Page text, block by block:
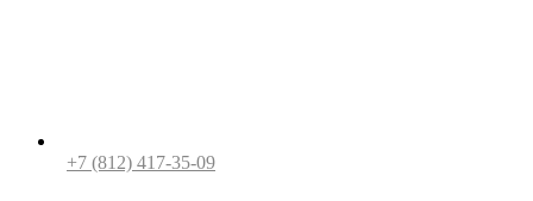
+7 (812) 417-35-09